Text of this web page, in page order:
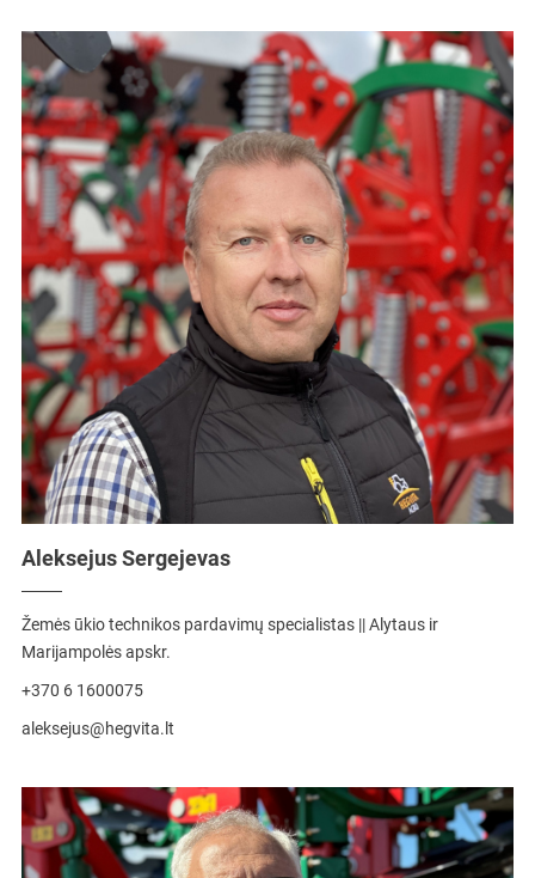
Aleksejus Sergejevas
Žemės ūkio technikos pardavimų specialistas || Alytaus ir
Marijampolės apskr.
+370 6 1600075
aleksejus@hegvita.lt